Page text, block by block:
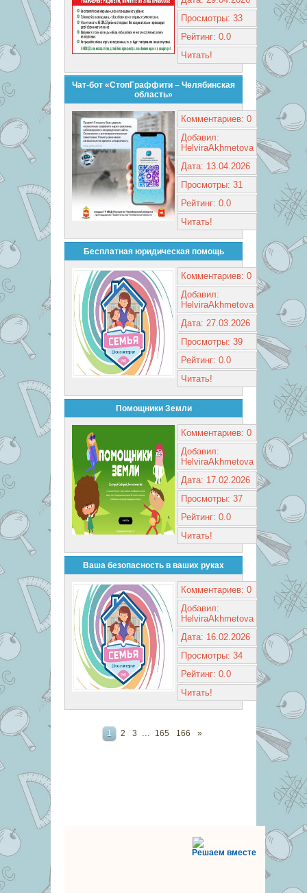
Просмотры: 33
Рейтинг: 0.0
Читать!
Чат-бот «СтопГраффити – Челябинская
область»
Комментариев: 0
Добавил:
HelviraAkhmetova
Дата: 13.04.2026
Просмотры: 31
Рейтинг: 0.0
Читать!
Бесплатная юридическая помощь
Комментариев: 0
Добавил:
HelviraAkhmetova
Дата: 27.03.2026
Просмотры: 39
Рейтинг: 0.0
Читать!
Помощники Земли
Комментариев: 0
Добавил:
HelviraAkhmetova
Дата: 17.02.2026
Просмотры: 37
Рейтинг: 0.0
Читать!
Ваша безопасность в ваших руках
Комментариев: 0
Добавил:
HelviraAkhmetova
Дата: 16.02.2026
Просмотры: 34
Рейтинг: 0.0
Читать!
1 2 3 ... 165 166 »
Решаем вместе